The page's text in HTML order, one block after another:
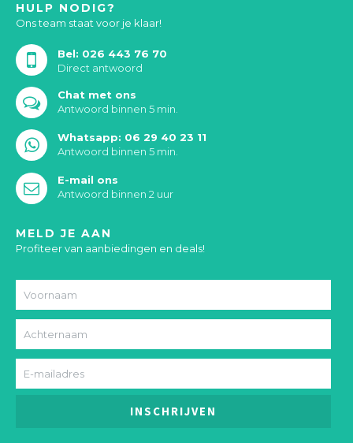
HULP NODIG?
Ons team staat voor je klaar!
Bel: 026 443 76 70
Direct antwoord
Chat met ons
Antwoord binnen 5 min.
Whatsapp: 06 29 40 23 11
Antwoord binnen 5 min.
E-mail ons
Antwoord binnen 2 uur
MELD JE AAN
Profiteer van aanbiedingen en deals!
INSCHRIJVEN